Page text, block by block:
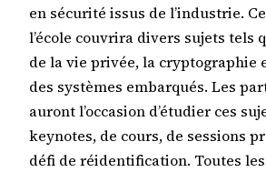
en sécurité issus de l’industrie.
l’école couvrira divers sujets tels
de la vie privée, la cryptographie
des systèmes embarqués. Les
auront l’occasion d’étudier ces
keynotes, de cours, de sessions
défi de réidentification. Toutes